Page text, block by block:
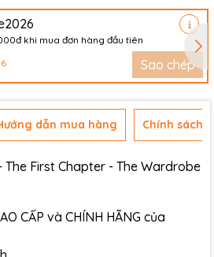
khi mua đơn hàng đầu tiên
Sao chép
dẫn mua hàng Chính sách
The First Chapter - The Wardrobe
CẤP và CHÍNH HÃNG của